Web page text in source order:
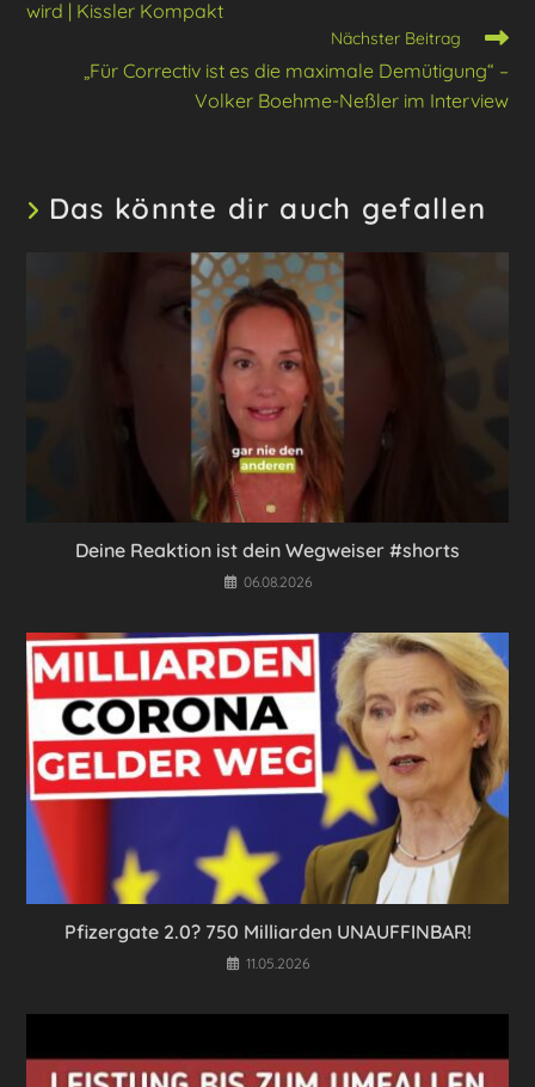
wird | Kissler Kompakt
Nächster Beitrag
„Für Correctiv ist es die maximale Demütigung“ –
Volker Boehme-Neßler im Interview
Das könnte dir auch gefallen
Deine Reaktion ist dein Wegweiser #shorts
06.08.2026
Pfizergate 2.0? 750 Milliarden UNAUFFINBAR!
11.05.2026